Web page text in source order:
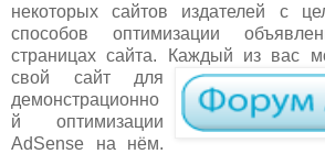
некоторых сайтов издателей с
способов оптимизации
страницах сайта. Каждый из вас
свой сайт для
демонстрационно
й оптимизации
AdSense на нём.